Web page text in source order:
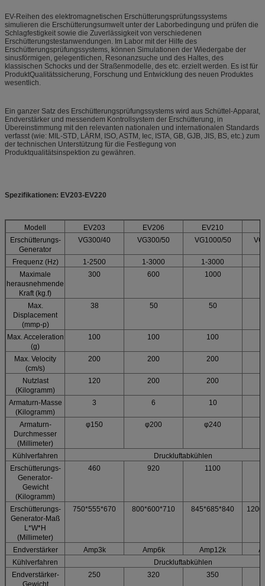
EV-Reihen des elektromagnetischen Erschütterungsprüfungssystems
simulieren die Erschütterungsumwelt unter der Laborbedingung und prüfen die
Schlagfestigkeit sowie die Zuverlässigkeit von verschiedenen
Erschütterungstestanwendungen. Im Labor mit der Hilfe des
Erschütterungsprüfungssystems, können Simulationen der Wiedergabe der
sinusförmigen, gelegentlichen, Resonanzsuche und des Haltes, des
klassischen Schocks und der Straßenmodelle, des etc. erzielt werden. Es ist für
ProduktQualitätssicherung, Forschung und Entwicklung des neuen Produktes
wesentlich.
Ein ganzer Satz des Erschütterungsprüfungssystems wird aus Schüttel-Apparat,
Endverstärker und messendem Kontrollsystem der Erschütterung, in
Übereinstimmung mit den relevanten nationalen und internationalen Standards
verfasst (wie: MIL-STD, LÄRM, ISO, ASTM, Iec, ISTA, GB, GJB, JIS, BS, etc.) zum
der technischen Unterstützung für die Festlegung von
Produktqualitätsinspektion zu gewähren.
Spezifikationen: EV203-EV220
Modell EV203 EV206 EV210
Erschütterungs-
Generator
VG300/40 VG300/50 VG1000/50
Frequenz (Hz) 1-2500 1-3000 1-3000
Maximale
herausnehmende
Kraft (kg.f)
300 600 1000
Max.
Displacement
(mmp-p)
38 50 50
Max. Acceleration
(g)
100 100 100
Max. Velocity
(cm/s)
200 200 200
Nutzlast
(Kilogramm)
120 200 200
Armaturn-Masse
(Kilogramm)
3 6 10
Armaturn-
Durchmesser
(Millimeter)
φ150 φ200 φ240
Kühlverfahren
Druckluftabkühlen
Erschütterungs-
Generator-
Gewicht
(Kilogramm)
460 920 1100
Erschütterungs-
Generator-Maß
L*W*H
(Millimeter)
750*555*670 800*600*710 845*685*840
Endverstärker Amp3k Amp6k Amp12k
Kühlverfahren
Druckluftabkühlen
Endverstärker-
Gewicht
250 320 350